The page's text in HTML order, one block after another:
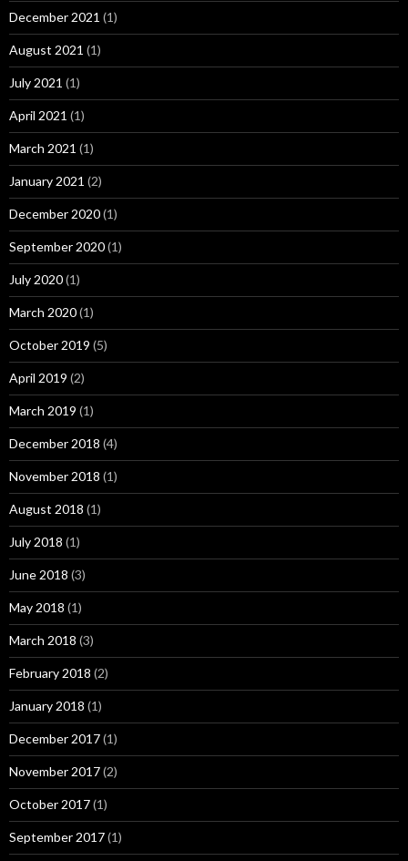
December 2021 (1)
August 2021 (1)
July 2021 (1)
April 2021 (1)
March 2021 (1)
January 2021 (2)
December 2020(1)
September 2020(1)
July 2020(1)
March 2020(1)
October 2019 (5)
April 2019 (2)
March 2019 (1)
December 2018 (4)
November 2018 (1)
August 2018 (1)
July 2018 (1)
June 2018 (3)
May 2018 (1)
March 2018 (3)
February 2018 (2)
January 2018 (1)
December 2017(1)
November 2017(2)
October 2017(1)
September 2017(1)